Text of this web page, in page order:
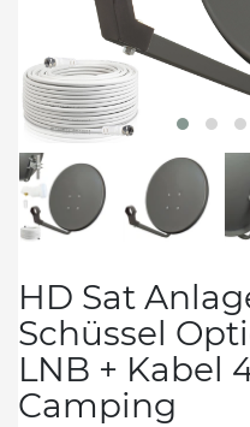
HD Sat
Schüssel
LNB + Kabel
Camping